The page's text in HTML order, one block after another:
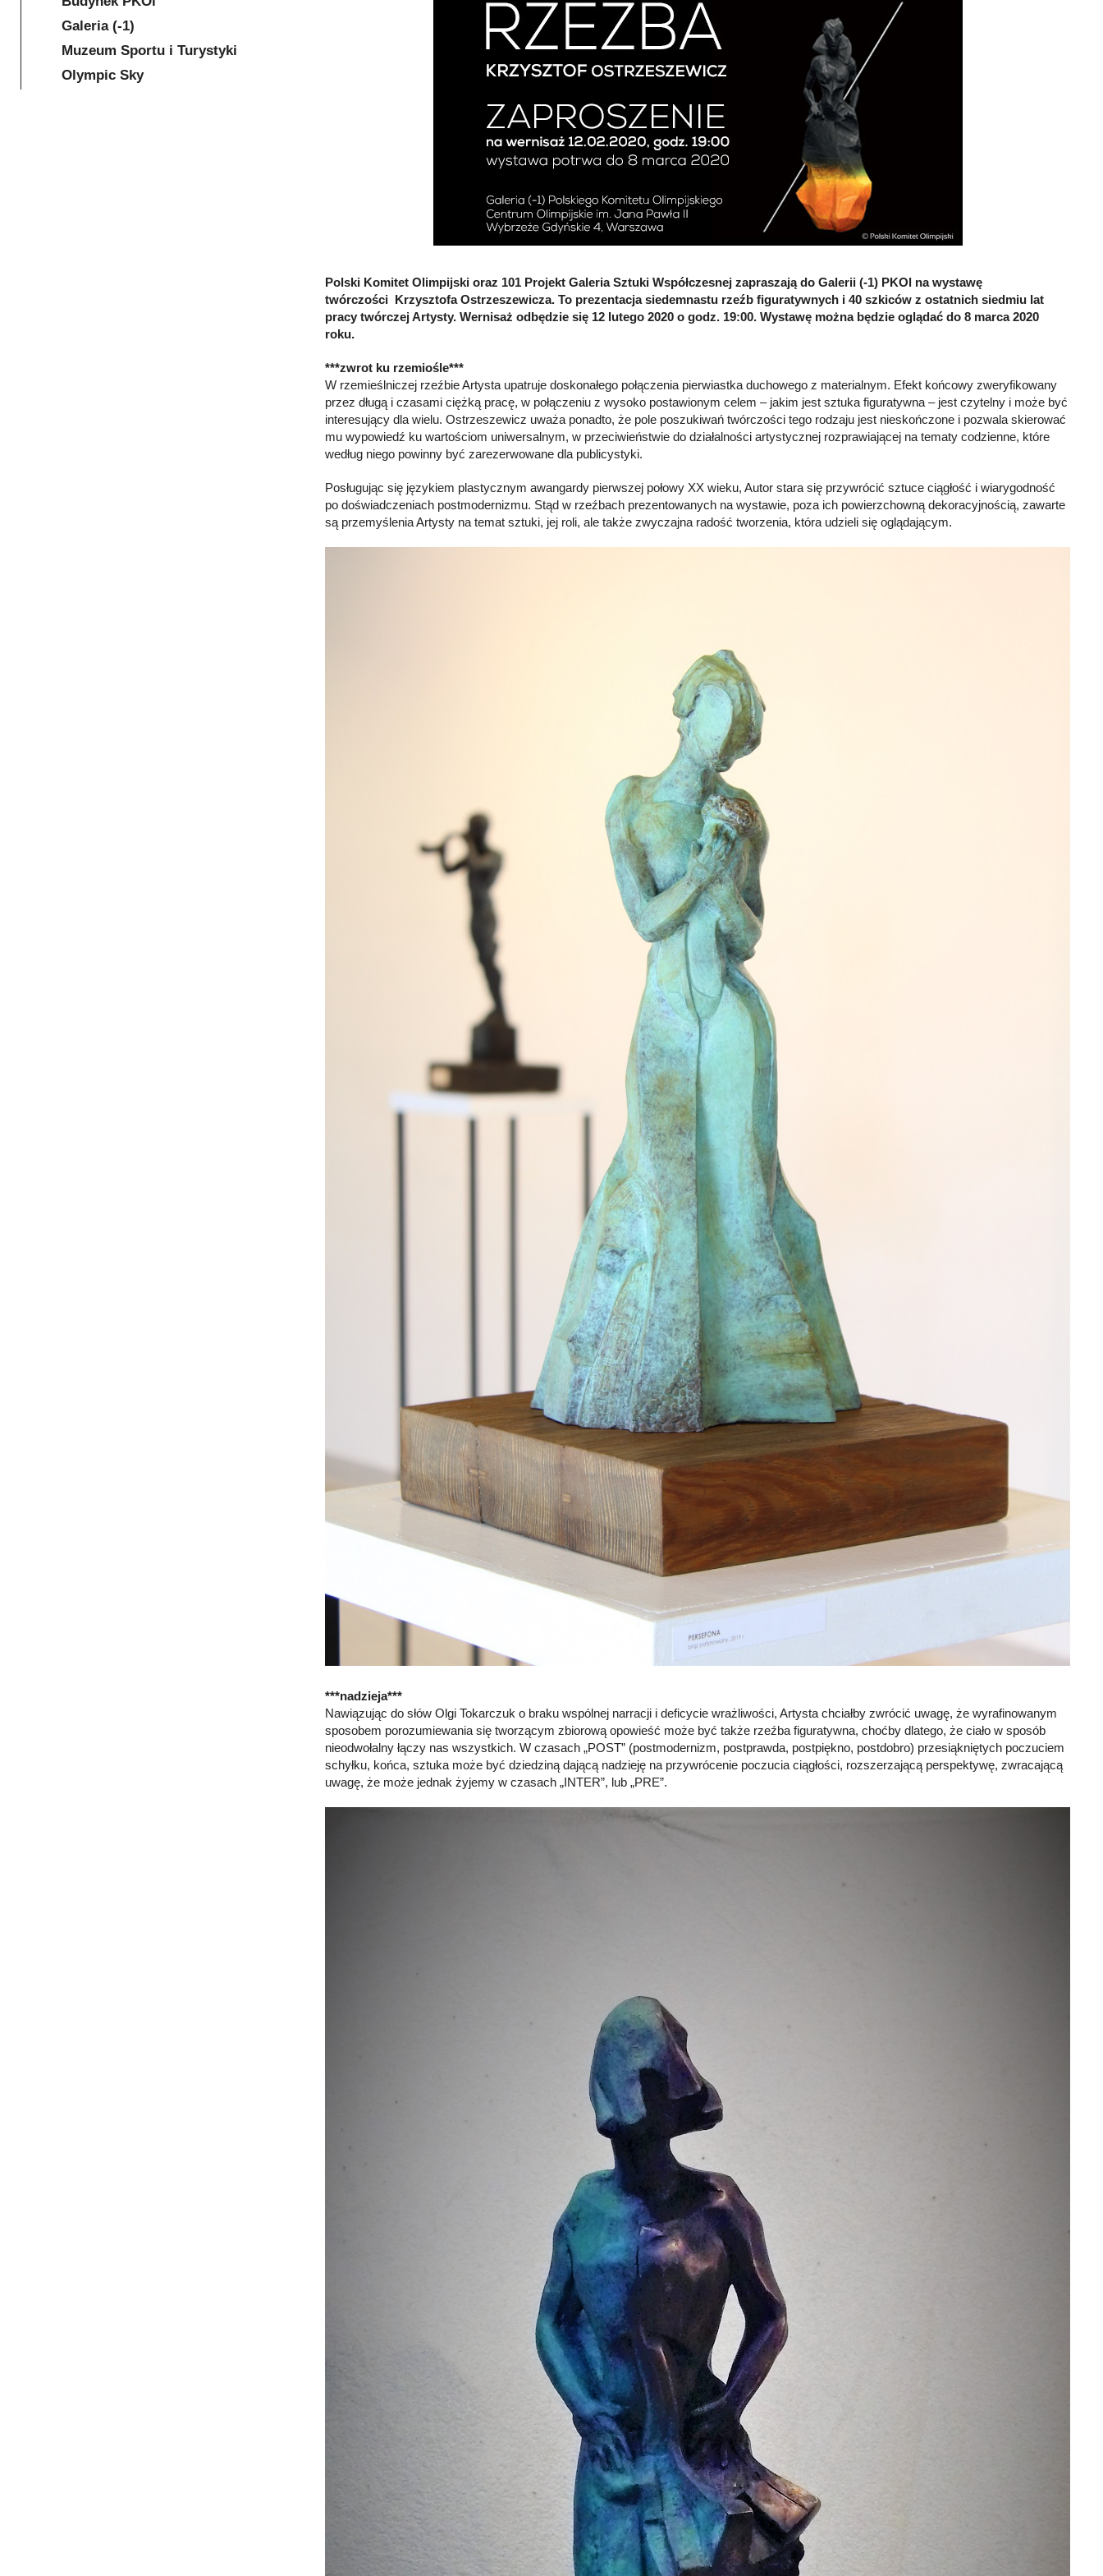
Polski Komitet Olimpijski oraz 101 Projekt Galeria Sztuki Współczesnej zapraszają do Galerii (-1) PKOl na wystawę
twórczości Krzysztofa Ostrzeszewicza. To prezentacja siedemnastu rzeźb figuratywnych i 40 szkiców z ostatnich siedmiu lat
pracy twórczej Artysty. Wernisaż odbędzie się 12 lutego 2020 o godz. 19:00. Wystawę można będzie oglądać do 8 marca 2020
roku.
***zwrot ku rzemiośle***
W rzemieślniczej rzeźbie Artysta upatruje doskonałego połączenia pierwiastka duchowego z materialnym. Efekt końcowy zweryfikowany
przez długą i czasami ciężką pracę, w połączeniu z wysoko postawionym celem – jakim jest sztuka figuratywna – jest czytelny i może być
interesujący dla wielu. Ostrzeszewicz uważa ponadto, że pole poszukiwań twórczości tego rodzaju jest nieskończone i pozwala skierować
mu wypowiedź ku wartościom uniwersalnym, w przeciwieństwie do działalności artystycznej rozprawiającej na tematy codzienne, które
według niego powinny być zarezerwowane dla publicystyki.
Posługując się językiem plastycznym awangardy pierwszej połowy XX wieku, Autor stara się przywrócić sztuce ciągłość i wiarygodność
po doświadczeniach postmodernizmu. Stąd w rzeźbach prezentowanych na wystawie, poza ich powierzchowną dekoracyjnością, zawarte
są przemyślenia Artysty na temat sztuki, jej roli, ale także zwyczajna radość tworzenia, która udzieli się oglądającym.
***nadzieja***
Nawiązując do słów Olgi Tokarczuk o braku wspólnej narracji i deficycie wrażliwości, Artysta chciałby zwrócić uwagę, że wyrafinowanym
sposobem porozumiewania się tworzącym zbiorową opowieść może być także rzeźba figuratywna, choćby dlatego, że ciało w sposób
nieodwołalny łączy nas wszystkich. W czasach „POST” (postmodernizm, postprawda, postpiękno, postdobro) przesiąkniętych poczuciem
schyłku, końca, sztuka może być dziedziną dającą nadzieję na przywrócenie poczucia ciągłości, rozszerzającą perspektywę, zwracającą
uwagę, że może jednak żyjemy w czasach „INTER”, lub „PRE”.
Galeria (-1)
Muzeum Sportu i Turystyki
Olympic Sky